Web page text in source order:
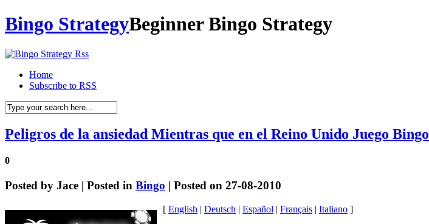
Bingo StrategyBeginner Bingo Strategy
Home
Subscribe to RSS
Peligros de la ansiedad Mientras que en el Reino Unido Juego Bingo
0
Posted by Jace | Posted in Bingo | Posted on 27-08-2010
[ English | Deutsch | Español | Français | Italiano ]